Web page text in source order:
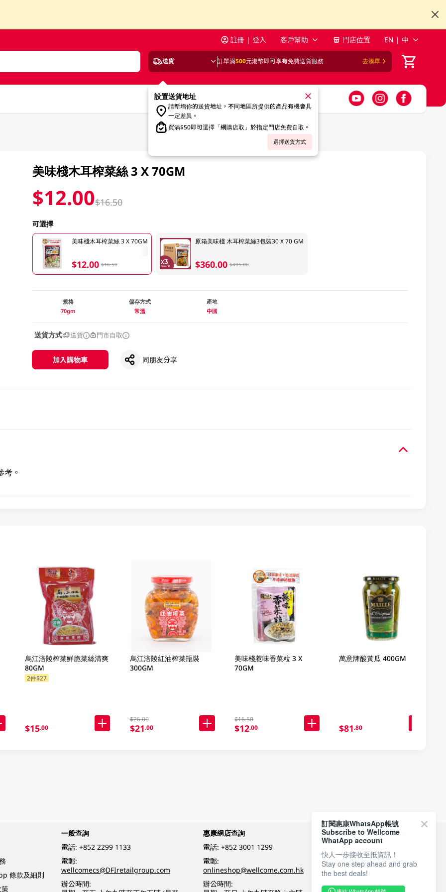
註冊 | 登入 客戶幫助 門店位置 EN | 中
送貨 訂單滿500元港幣即可享有免費送貨服務 去湊單
設置送貨地址
請新增你的送貨地址，不同地區所提供的產品有機會具
一定差異。
買滿$50即可選擇「網購店取」於指定門店免費自取。
選擇送貨方式
美味棧木耳榨菜絲 3 X 70GM
$12.00$16.50
可選擇
美味棧木耳榨菜絲 3 X 70GM
$12.00 $16.50
原箱美味棧 木耳榨菜絲3包裝30 X 70 GM
$360.00 $495.00
規格
70gm
儲存方式
常溫
產地
中國
送貨方式 送貨 門市自取
加入購物車 同朋友分享
考。
烏江涪陵榨菜鮮脆菜絲清爽
80GM
2件$27
$15.00
烏江涪陵紅油榨菜瓶裝
300GM
$26.00
$21.00
美味棧惹味香菜粒 3 X
70GM
$16.50
$12.00
萬意牌酸黃瓜 400GM
$81.80
條款及細則
一般查詢
電話: +852 2299 1133
電郵:
wellcomecs@DFIretailgroup.com
辦公時間:
惠康網店查詢
電話: +852 3001 1299
電郵:
onlineshop@wellcome.com.hk
辦公時間:
付款方式
關注我們
訂閱惠康WhatsApp帳號
Subscribe to Wellcome
WhatApp account
快人一步接收至抵資訊！
Stay one step ahead and grab
the best deals!